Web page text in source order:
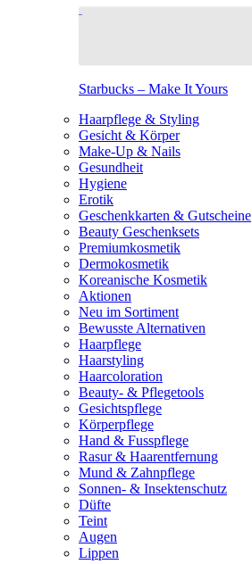
Starbucks – Make It Yours
Haarpflege & Styling
Gesicht & Körper
Make-Up & Nails
Gesundheit
Hygiene
Erotik
Geschenkkarten & Gutscheine
Beauty Geschenksets
Premiumkosmetik
Dermokosmetik
Koreanische Kosmetik
Aktionen
Neu im Sortiment
Bewusste Alternativen
Haarpflege
Haarstyling
Haarcoloration
Beauty- & Pflegetools
Gesichtspflege
Körperpflege
Hand & Fusspflege
Rasur & Haarentfernung
Mund & Zahnpflege
Sonnen- & Insektenschutz
Düfte
Teint
Augen
Lippen